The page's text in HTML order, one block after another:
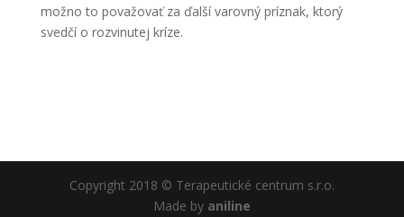
možno to považovať za ďalší varovný príznak, ktorý
svedčí o rozvinutej kríze.
Copyright 2018 © Terapeutické centrum s.r.o.
Made by aniline